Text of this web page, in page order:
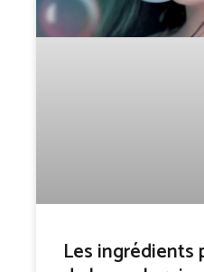
Les ingrédients